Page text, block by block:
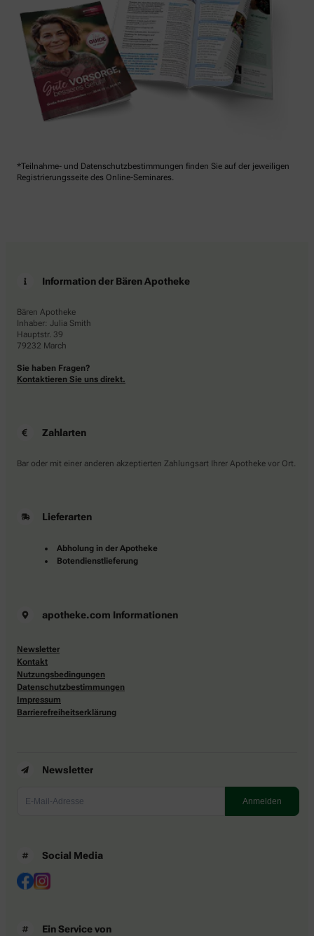
*Teilnahme- und Datenschutzbestimmungen finden Sie auf der jeweiligen
Registrierungsseite des Online-Seminares.
Information der Bären Apotheke
Bären Apotheke
Inhaber: Julia Smith
Hauptstr. 39
79232 March
Sie haben Fragen?
Kontaktieren Sie uns direkt.
Zahlarten
Bar oder mit einer anderen akzeptierten Zahlungsart Ihrer Apotheke vor Ort.
Lieferarten
Abholung in der Apotheke
Botendienstlieferung
apotheke.com Informationen
Newsletter
Kontakt
Nutzungsbedingungen
Datenschutzbestimmungen
Impressum
Barrierefreiheitserklärung
Newsletter
Social Media
Ein Service von